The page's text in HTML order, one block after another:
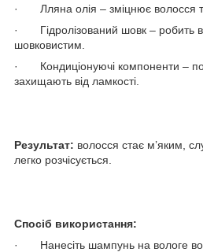
· Лляна олія – зміцнює волосся
· Гідролізований шовк – робить
шовковистим.
· Кондиціонуючі компоненти –
захищають від ламкості.
Результат: волосся стає м’яким,
легко розчісується.
Спосіб використання:
· Нанесіть шампунь на вологе